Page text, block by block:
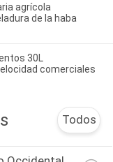
agrícola
de la haba
30L
comerciales
Todos